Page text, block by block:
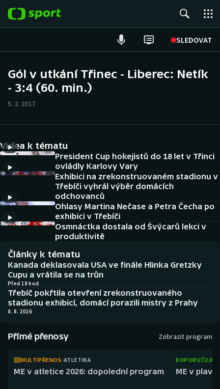
SLEDOVAT
Hokej
Cyklistika
DALŠÍ SPORTY
Americký fotbal
Baseball a softbal
Basketbal
Biatlon
Boby a skeleton
Dostihy
NEPŘEHLÉDNĚTE
Soutěže
Historické návraty
Aplikace ČT sport
AZ kvíz
Gól v utkání Třinec - Liberec: Netík
- 3:4 (60. min.)
5. 2. 2017
Videa k tématu
President Cup hokejistů do 18 let v Třinci
ovládly Karlovy Vary
Exhibici na zrekonstruovaném stadionu v
Třebíči vyhrál výběr domácích
odchovanců
Ohlasy Martina Nečase a Petra Čecha po
exhibici v Třebíči
Osmnáctka dostala od Švýcarů lekci v
produktivitě
Články k tématu
Kanada deklasovala USA ve finále Hlinka Gretzky
Cupu a vrátila se na trůn
Před 18 hod
Třebíč pokřtila otevření zrekonstruovaného
stadionu exhibicí, domácí porazili mistry z Prahy
8. 8. 2026
Přímé přenosy Zobrazit program
MULTIPŘENOS ATLETIKA
ME v atletice 2026: dopolední program ME v